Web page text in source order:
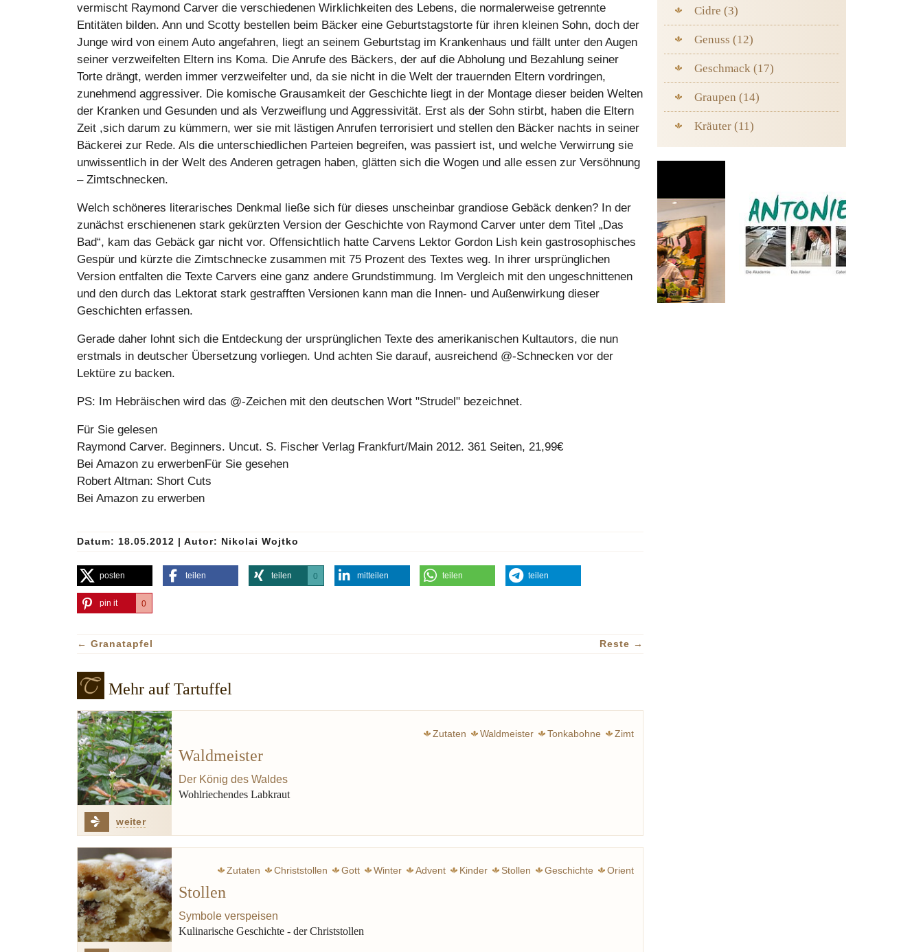
vermischt Raymond Carver die verschiedenen Wirklichkeiten des Lebens, die normalerweise getrennte
Entitäten bilden. Ann und Scotty bestellen beim Bäcker eine Geburtstagstorte für ihren kleinen Sohn, doch der
Junge wird von einem Auto angefahren, liegt an seinem Geburtstag im Krankenhaus und fällt unter den Augen
seiner verzweifelten Eltern ins Koma. Die Anrufe des Bäckers, der auf die Abholung und Bezahlung seiner
Torte drängt, werden immer verzweifelter und, da sie nicht in die Welt der trauernden Eltern vordringen,
zunehmend aggressiver. Die komische Grausamkeit der Geschichte liegt in der Montage dieser beiden Welten
der Kranken und Gesunden und als Verzweiflung und Aggressivität. Erst als der Sohn stirbt, haben die Eltern
Zeit ,sich darum zu kümmern, wer sie mit lästigen Anrufen terrorisiert und stellen den Bäcker nachts in seiner
Bäckerei zur Rede. Als die unterschiedlichen Parteien begreifen, was passiert ist, und welche Verwirrung sie
unwissentlich in der Welt des Anderen getragen haben, glätten sich die Wogen und alle essen zur Versöhnung
– Zimtschnecken.
Welch schöneres literarisches Denkmal ließe sich für dieses unscheinbar grandiose Gebäck denken? In der
zunächst erschienenen stark gekürzten Version der Geschichte von Raymond Carver unter dem Titel „Das
Bad“, kam das Gebäck gar nicht vor. Offensichtlich hatte Carvens Lektor Gordon Lish kein gastrosophisches
Gespür und kürzte die Zimtschnecke zusammen mit 75 Prozent des Textes weg. In ihrer ursprünglichen
Version entfalten die Texte Carvers eine ganz andere Grundstimmung. Im Vergleich mit den ungeschnittenen
und den durch das Lektorat stark gestrafften Versionen kann man die Innen- und Außenwirkung dieser
Geschichten erfassen.
Gerade daher lohnt sich die Entdeckung der ursprünglichen Texte des amerikanischen Kultautors, die nun
erstmals in deutscher Übersetzung vorliegen. Und achten Sie darauf, ausreichend @-Schnecken vor der
Lektüre zu backen.
PS: Im Hebräischen wird das @-Zeichen mit den deutschen Wort "Strudel" bezeichnet.
Für Sie gelesen
Raymond Carver. Beginners. Uncut. S. Fischer Verlag Frankfurt/Main 2012. 361 Seiten, 21,99€
Bei Amazon zu erwerbenFür Sie gesehen
Robert Altman: Short Cuts
Bei Amazon zu erwerben
Datum: 18.05.2012 | Autor: Nikolai Wojtko
posten teilen teilen 0 mitteilen teilen teilen
pin it 0
← Granatapfel Reste →
Mehr auf Tartuffel
weiter
Zutaten Waldmeister Tonkabohne Zimt
Waldmeister
Der König des Waldes
Wohlriechendes Labkraut
Zutaten Christstollen Gott Winter Advent Kinder Stollen Geschichte
Orient
Stollen
Symbole verspeisen
Kulinarische Geschichte - der Christstollen
Cidre (3)
Genuss (12)
Geschmack (17)
Graupen (14)
Kräuter (11)